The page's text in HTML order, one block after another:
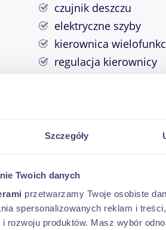
Szczegóły
Twoich danych
przetwarzamy Twoje osobiste
spersonalizowanych reklam i
rozwoju produktów. Masz wybór
czujnik deszczu
elektryczne szyby
kierownica
regulacja kierownicy